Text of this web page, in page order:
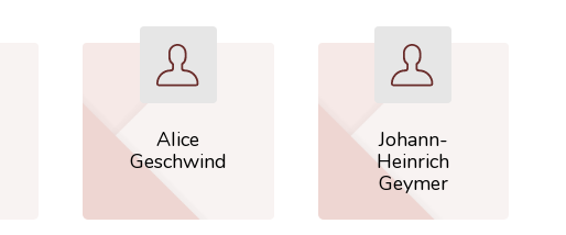
Alice
Geschwind
Johann-
Heinrich
Geymer